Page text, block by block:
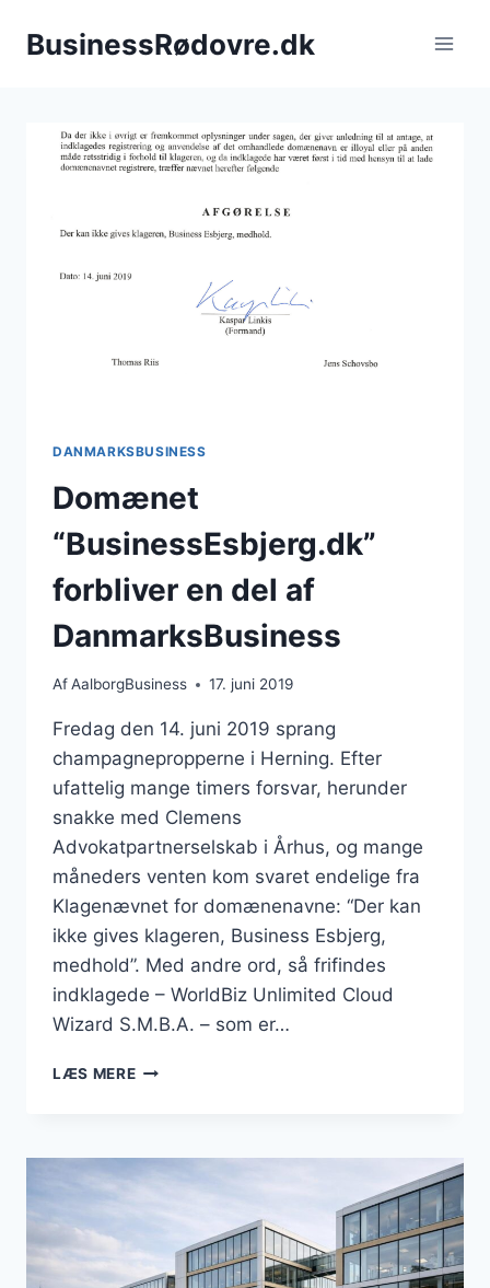
BusinessRødovre.dk
DANMARKSBUSINESS
Domænet
“BusinessEsbjerg.dk”
forbliver en del af
DanmarksBusiness
AfAalborgBusiness 17. juni 2019
Fredag den 14. juni 2019 sprang
champagnepropperne i Herning. Efter
ufattelig mange timers forsvar, herunder
snakke med Clemens
Advokatpartnerselskab i Århus, og mange
måneders venten kom svaret endelige fra
Klagenævnet for domænenavne: “Der kan
ikke gives klageren, Business Esbjerg,
medhold”. Med andre ord, så frifindes
indklagede – WorldBiz Unlimited Cloud
Wizard S.M.B.A. – som er…
LÆS MEREDOMÆNET
DEL
AF